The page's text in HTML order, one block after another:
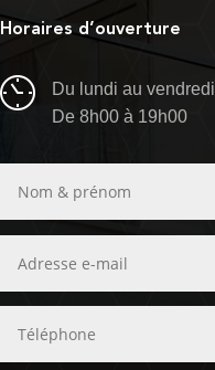
Horaires d’ouverture
Du lundi au vendredi
De 8h00 à 19h00